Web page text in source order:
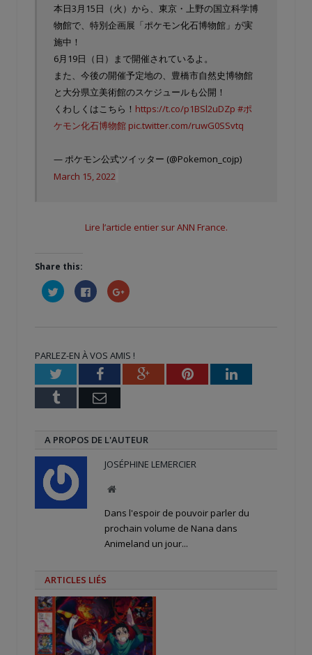
本日3月15日（火）から、東京・上野の国立科学博
物館で、特別企画展「ポケモン化石博物館」が実
施中！
6月19日（日）まで開催されているよ。
また、今後の開催予定地の、豊橋市自然史博物館
と大分県立美術館のスケジュールも公開！
くわしくはこちら！ https://t.co/p1BSl2uDZp #ポ
ケモン化石博物館 pic.twitter.com/ruwG0SSvtq
— ポケモン公式ツイッター (@Pokemon_cojp)
March 15, 2022
Lire l’article entier sur ANN France.
Share this:
Cliquez
pour
partager
fenêtre)
Cliquez
pour
partager
fenêtre)
Cliquez
pour
nouvelle
fenêtre)
PARLEZ-EN À VOS AMIS !
TwitterFacebookGoogle+PinterestLinkedIn
Tumblr Email
A PROPOS DE L'AUTEUR
JOSÉPHINE LEMERCIER
Site
Dans l'espoir de pouvoir parler du
prochain volume de Nana dans
Animeland un jour...
ARTICLES LIÉS